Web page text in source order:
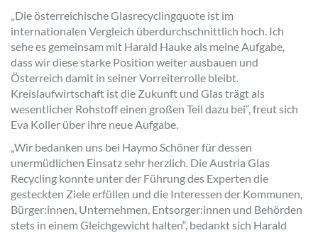
„Die österreichische Glasrecyclingquote ist im
internationalen Vergleich überdurchschnittlich hoch. Ich
sehe es gemeinsam mit Harald Hauke als meine Aufgabe,
dass wir diese starke Position weiter ausbauen und
Österreich damit in seiner Vorreiterrolle bleibt.
Kreislaufwirtschaft ist die Zukunft und Glas trägt als
wesentlicher Rohstoff einen großen Teil dazu bei“, freut sich
Eva Koller über ihre neue Aufgabe.
„Wir bedanken uns bei Haymo Schöner für dessen
unermüdlichen Einsatz sehr herzlich. Die Austria Glas
Recycling konnte unter der Führung des Experten die
gesteckten Ziele erfüllen und die Interessen der Kommunen,
Bürger:innen, Unternehmen, Entsorger:innen und Behörden
stets in einem Gleichgewicht halten“, bedankt sich Harald